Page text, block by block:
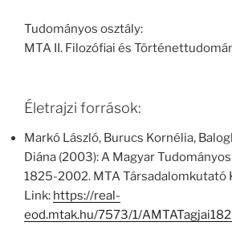
Tudományos osztály:
MTA II. Filozófiai és
Életrajzi források:
Markó László, Burucs Kornélia,
Diána (2003): A Magyar
1825-2002. MTA Társadalomkutató
Link: https://real-
eod.mtak.hu/7573/1/